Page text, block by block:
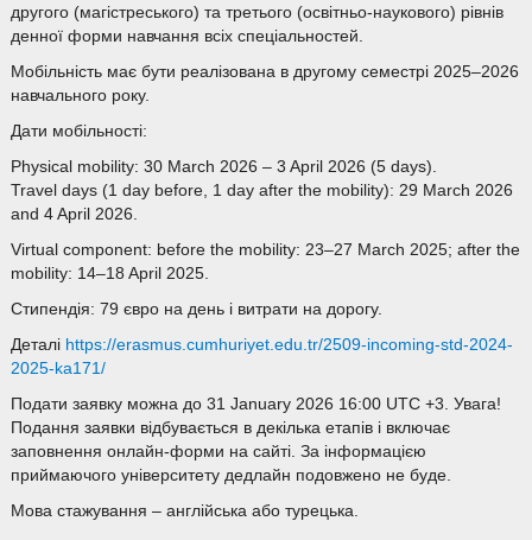
другого (магістреського) та третього (освітньо-наукового) рівнів
денної форми навчання всіх спеціальностей.
Мобільність має бути реалізована в другому семестрі 2025–2026
навчального року.
Дати мобільності:
Physical mobility: 30 March 2026 – 3 April 2026 (5 days).
Travel days (1 day before, 1 day after the mobility): 29 March 2026
and 4 April 2026.
Virtual component: before the mobility: 23–27 March 2025; after the
mobility: 14–18 April 2025.
Стипендія: 79 євро на день і витрати на дорогу.
Деталі https://erasmus.cumhuriyet.edu.tr/2509-incoming-std-2024-
2025-ka171/
Подати заявку можна до 31 January 2026 16:00 UTC +3. Увага!
Подання заявки відбувається в декілька етапів і включає
заповнення онлайн-форми на сайті. За інформацією
приймаючого університету дедлайн подовжено не буде.
Мова стажування – англійська або турецька.